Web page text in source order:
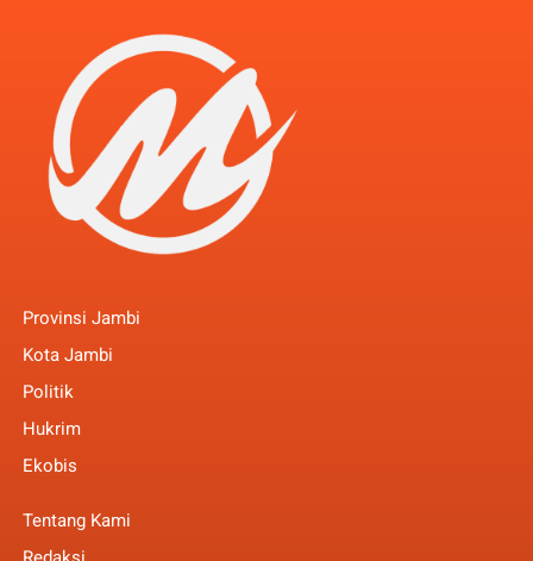
Provinsi Jambi
Kota Jambi
Politik
Hukrim
Ekobis
Tentang Kami